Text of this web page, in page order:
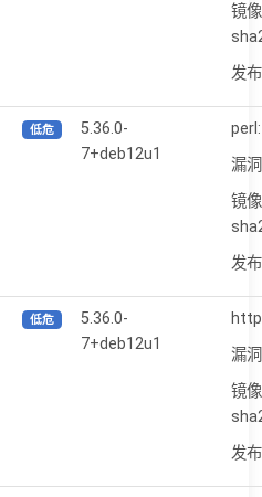
镜
发
低危
5.36.0-
7+deb12u1
漏
镜
发
低危
5.36.0-
7+deb12u1
漏
镜
发